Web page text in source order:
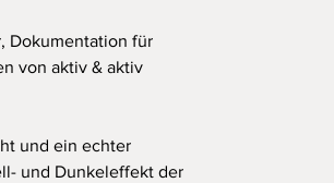
Dokumentation für
von aktiv & aktiv
und ein echter
und Dunkeleffekt der